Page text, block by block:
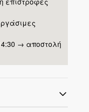
→ αποστολή